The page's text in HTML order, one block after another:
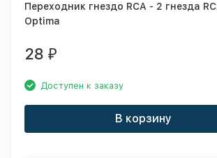
Переходник гнездо RCA - 2 гнезда
Optima
28 ₽
Доступен к заказу
В корзину